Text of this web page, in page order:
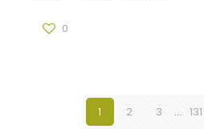
0
1 2 3 ... 131